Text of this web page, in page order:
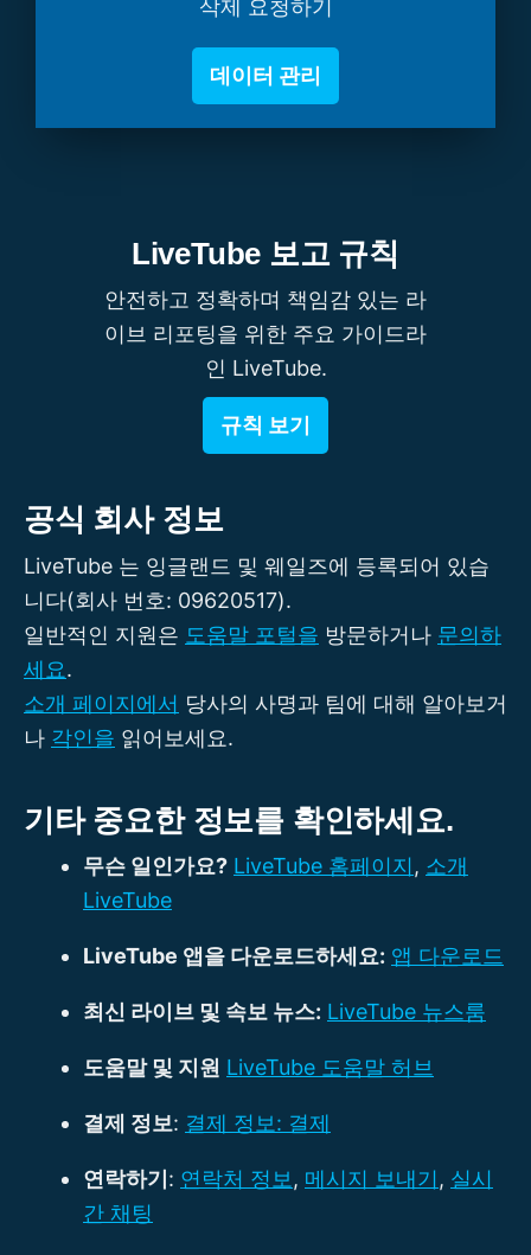
삭제 요청하기
데이터 관리
LiveTube 보고 규칙
안전하고 정확하며 책임감 있는 라
이브 리포팅을 위한 주요 가이드라
인 LiveTube.
규칙 보기
공식 회사 정보
LiveTube 는 잉글랜드 및 웨일즈에 등록되어 있습
니다(회사 번호: 09620517).
일반적인 지원은 도움말 포털을 방문하거나 문의하
세요.
소개 페이지에서 당사의 사명과 팀에 대해 알아보거
나 각인을 읽어보세요.
기타 중요한 정보를 확인하세요.
무슨 일인가요? LiveTube 홈페이지 , 소개
LiveTube
LiveTube 앱을 다운로드하세요: 앱 다운로드
최신 라이브 및 속보 뉴스: LiveTube 뉴스룸
도움말 및 지원 LiveTube 도움말 허브
결제 정보: 결제 정보: 결제
연락하기 : 연락처 정보 , 메시지 보내기 , 실시
간 채팅